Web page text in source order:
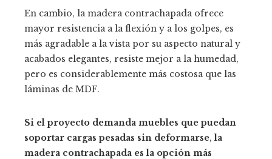
En cambio, la madera contrachapada ofrece
mayor resistencia a la flexión y a los golpes, es
más agradable a la vista por su aspecto natural y
acabados elegantes, resiste mejor a la humedad,
pero es considerablemente más costosa que las
láminas de MDF.
Si el proyecto demanda muebles que puedan
soportar cargas pesadas sin deformarse,la
madera contrachapada es la opción más